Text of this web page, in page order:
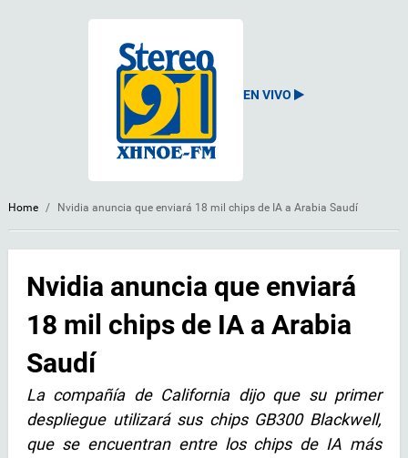
EN VIVO
Home / Nvidia anuncia que enviará 18 mil chips de IA a Arabia Saudí
Nvidia anuncia que enviará
18 mil chips de IA a Arabia
Saudí
La compañía de California dijo que su primer
despliegue utilizará sus chips GB300 Blackwell,
que se encuentran entre los chips de IA más